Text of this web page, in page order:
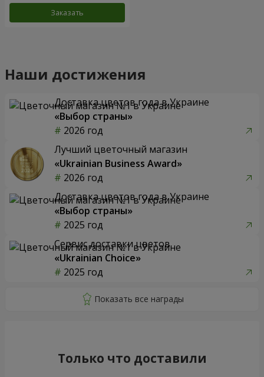
Заказать
Наши достижения
Доставка цветов года в Украине
«Выбор страны»
2026 год
Лучший цветочный магазин
«Ukrainian Business Award»
2026 год
Доставка цветов года в Украине
«Выбор страны»
2025 год
Сервис доставки цветов
«Ukrainian Choice»
2025 год
Только что доставили